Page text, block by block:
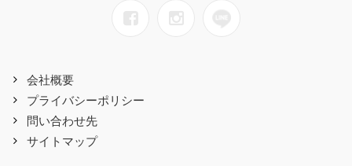
会社概要
プライバシーポリシー
問い合わせ先
サイトマップ